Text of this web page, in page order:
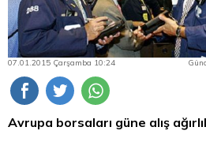
07.01.2015 Çarşamba 10:24
Avrupa borsaları güne alış